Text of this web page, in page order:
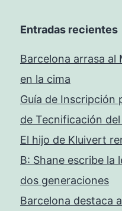
Entradas recientes
Barcelona arrasa al
en la cima
Guía de Inscripción
de Tecnificación
El hijo de Kluivert
B: Shane escribe la
dos generaciones
Barcelona destaca